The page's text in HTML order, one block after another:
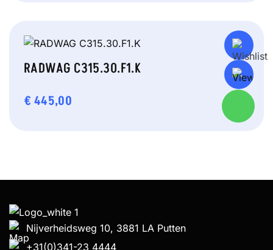
RADWAG C315.30.F1.K
€ 445,00
Nijverheidsweg 10, 3881 LA Putten
+31(0)341-23 4444